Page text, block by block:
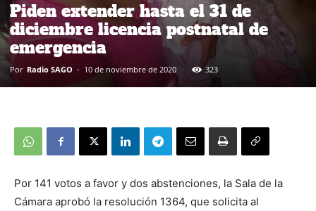
Piden extender hasta el 31 de
diciembre licencia postnatal de
emergencia
Por Radio SAGO - 10 de noviembre de 2020 323
Por 141 votos a favor y dos abstenciones, la Sala de la
Cámara aprobó la resolución 1364, que solicita al